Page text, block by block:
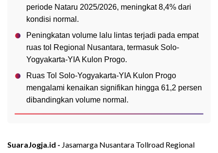
periode Nataru 2025/2026, meningkat 8,4% dari
kondisi normal.
Peningkatan volume lalu lintas terjadi pada empat
ruas tol Regional Nusantara, termasuk Solo-
Yogyakarta-YIA Kulon Progo.
Ruas Tol Solo-Yogyakarta-YIA Kulon Progo
mengalami kenaikan signifikan hingga 61,2 persen
dibandingkan volume normal.
SuaraJogja.id - Jasamarga Nusantara Tollroad Regional